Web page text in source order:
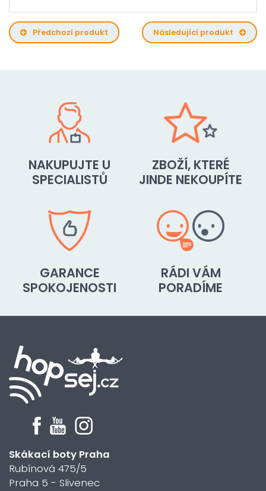
Předchozí produkt Následující produkt
NAKUPUJTE U
SPECIALISTŮ
ZBOŽÍ, KTERÉ
JINDE NEKOUPÍTE
GARANCE
SPOKOJENOSTI
RÁDI VÁM
PORADÍME
Skákací boty Praha
Rubínová 475/5
Praha 5 - Slivenec